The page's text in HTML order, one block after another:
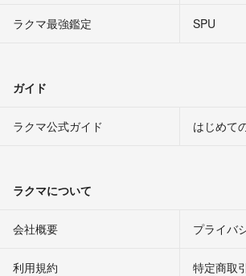
ラクマ最強鑑定
SPU
ガイド
ラクマ公式ガイド はじめて
ラクマについて
会社概要 プライバ
利用規約 特定商取